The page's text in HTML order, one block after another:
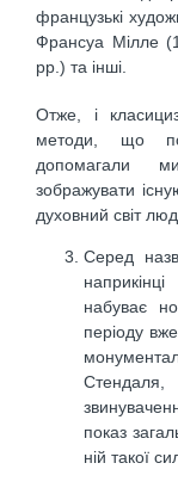
французькі
Франсуа Мілле
рр.) та інші.
Отже, і
методи, що
допомагали
зображувати
духовний світ
Серед
набуває
періоду
показ
ній такої